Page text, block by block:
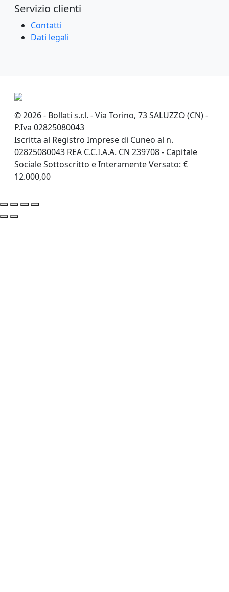
Servizio clienti
Contatti
Dati legali
© 2026 - Bollati s.r.l. - Via Torino, 73 SALUZZO (CN) -
P.Iva 02825080043
Iscritta al Registro Imprese di Cuneo al n.
02825080043 REA C.C.I.A.A. CN 239708 - Capitale
Sociale Sottoscritto e Interamente Versato: €
12.000,00